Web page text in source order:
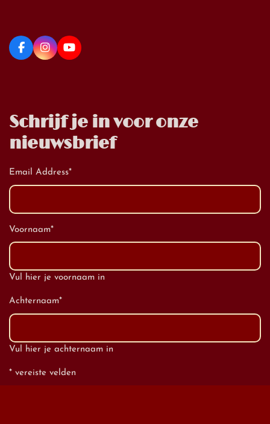
Schrijf je in voor onze
nieuwsbrief
Email Address*
Voornaam*
Vul hier je voornaam in
Achternaam*
Vul hier je achternaam in
* vereiste velden